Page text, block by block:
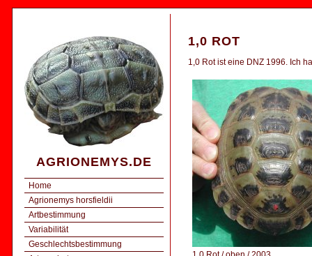
AGRIONEMYS.DE
Home
Agrionemys horsfieldii
Artbestimmung
Variabilität
Geschlechtsbestimmung
1,0 ROT
1,0 Rot ist eine DNZ 1996. Ich